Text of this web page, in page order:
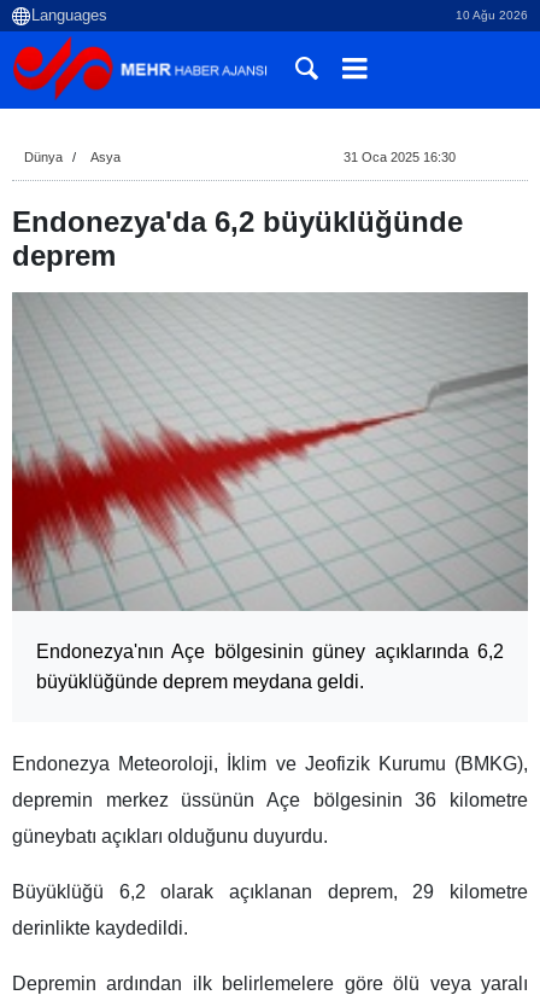
10 Ağu 2026
Dünya Asya 31 Oca 2025 16:30
Endonezya'da 6,2 büyüklüğünde
deprem
Endonezya'nın Açe bölgesinin güney açıklarında 6,2
büyüklüğünde deprem meydana geldi.
Endonezya Meteoroloji, İklim ve Jeofizik Kurumu (BMKG),
depremin merkez üssünün Açe bölgesinin 36 kilometre
güneybatı açıkları olduğunu duyurdu.
Büyüklüğü 6,2 olarak açıklanan deprem, 29 kilometre
derinlikte kaydedildi.
Depremin ardından ilk belirlemelere göre ölü veya yaralı